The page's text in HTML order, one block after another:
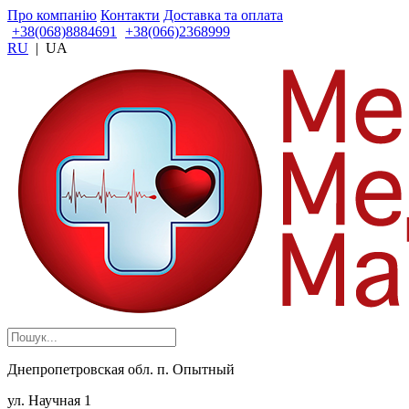
Про компанію Контакти Доставка та оплата
+38(068)8884691
+38(066)2368999
RU | UA
Днепропетровская обл. п. Опытный
ул. Научная 1